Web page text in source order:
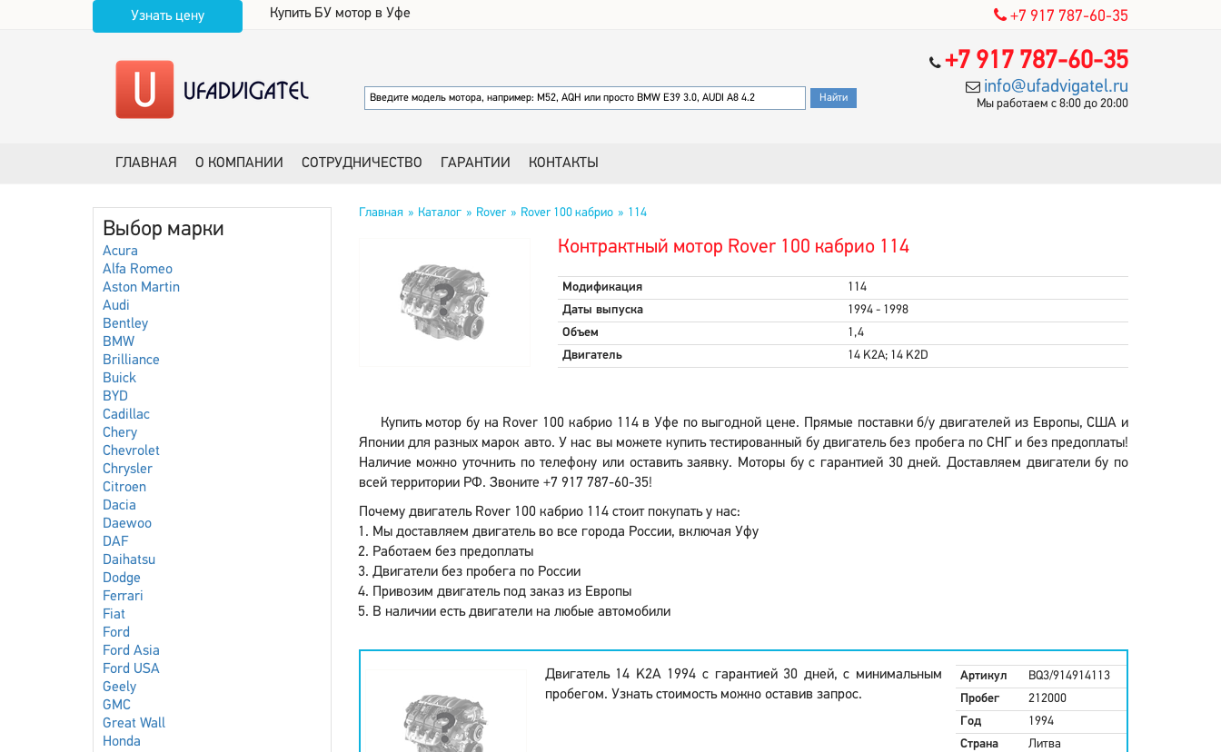
Узнать цену Купить БУ мотор в Уфе +7 917 787-60-35
+7 917 787-60-35
info@ufadvigatel.ru
Мы работаем с 8:00 до 20:00
ГЛАВНАЯ О КОМПАНИИ СОТРУДНИЧЕСТВО ГАРАНТИИ КОНТАКТЫ
Выбор марки
Acura
Alfa Romeo
Aston Martin
Audi
Bentley
BMW
Brilliance
Buick
BYD
Cadillac
Chery
Chevrolet
Chrysler
Citroen
Dacia
Daewoo
DAF
Daihatsu
Dodge
Ferrari
Fiat
Ford
Ford Asia
Ford USA
Geely
GMC
Great Wall
Honda
Главная Каталог Rover Rover 100 кабрио 114
Контрактный мотор Rover 100 кабрио 114
Модификация
114
Даты выпуска
1994 - 1998
Объем
1,4
Двигатель
14 K2A; 14 K2D
Купить мотор бу на Rover 100 кабрио 114 в Уфе по выгодной цене. Прямые поставки б/у двигателей из Европы, США и
Японии для разных марок авто. У нас вы можете купить тестированный бу двигатель без пробега по СНГ и без предоплаты!
Наличие можно уточнить по телефону или оставить заявку. Моторы бу с гарантией 30 дней. Доставляем двигатели бу по
всей территории РФ. Звоните +7 917 787-60-35!
Почему двигатель Rover 100 кабрио 114 стоит покупать у нас:
Мы доставляем двигатель во все города России, включая Уфу
Работаем без предоплаты
Двигатели без пробега по России
Привозим двигатель под заказ из Европы
В наличии есть двигатели на любые автомобили
Двигатель 14 K2A 1994 с гарантией 30 дней, с минимальным
пробегом. Узнать стоимость можно оставив запрос.
Артикул
BQ3/914914113
Пробег
212000
Год
1994
Страна
Литва